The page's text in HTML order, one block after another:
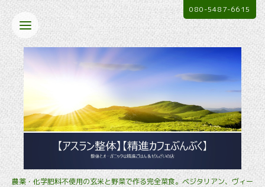
農薬・化学肥料不使用の玄米と野菜で作る完全菜食。ベジタリアン、ヴィー
080-5487-6615